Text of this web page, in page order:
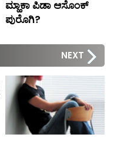
ಮ್ಹಾಕಾ ಪಿಡಾ ಆಸೊಂಕ್
ಪುರೊಗಿ?
NEXT